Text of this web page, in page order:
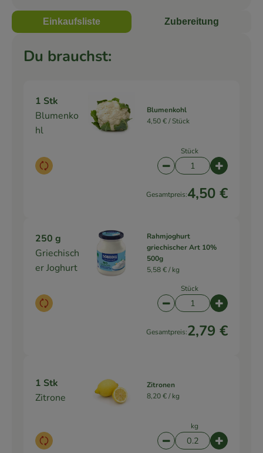
Einkaufsliste Zubereitung
Du brauchst:
1 Stk
Blumenko
hl
Auswahl ändern
Blumenkohl
4,50 € /Stück
Stück
Artikelanzahl
Gesamtpreis:4,50 €
250 g
Griechisch
er Joghurt
Auswahl ändern
Rahmjoghurt
griechischer Art 10%
500g
5,58 € /kg
Stück
Artikelanzahl
Gesamtpreis:2,79 €
1 Stk
Zitrone
Auswahl ändern
Zitronen
8,20 € /kg
kg
Artikelanzahl